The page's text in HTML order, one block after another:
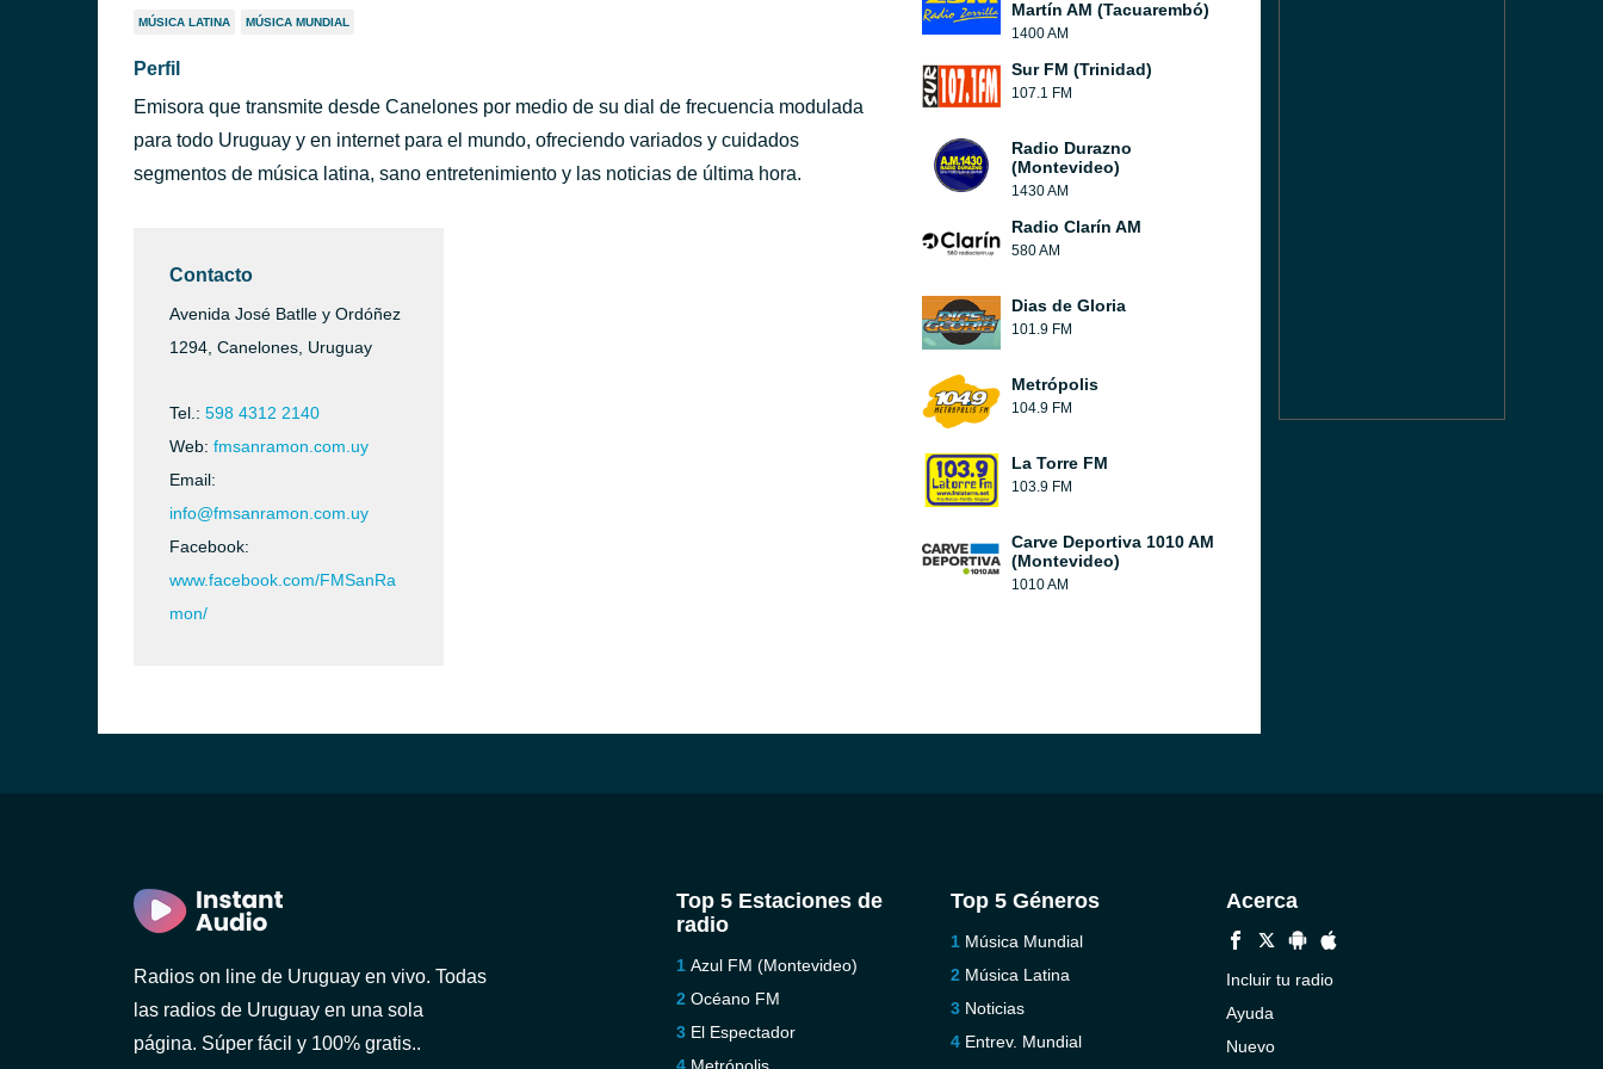
MÚSICA LATINA MÚSICA MUNDIAL
Perfil
Emisora que transmite desde Canelones por medio de su dial de frecuencia modulada
para todo Uruguay y en internet para el mundo, ofreciendo variados y cuidados
segmentos de música latina, sano entretenimiento y las noticias de última hora.
Contacto
Avenida José Batlle y Ordóñez
1294, Canelones, Uruguay
Tel.: 598 4312 2140
Web: fmsanramon.com.uy
Email:
info@fmsanramon.com.uy
Facebook:
www.facebook.com/FMSanRa
mon/
Martín AM (Tacuarembó)
1400 AM
Sur FM (Trinidad)
107.1 FM
Radio Durazno
(Montevideo)
1430 AM
Radio Clarín AM
580 AM
Dias de Gloria
101.9 FM
Metrópolis
104.9 FM
La Torre FM
103.9 FM
Carve Deportiva 1010 AM
(Montevideo)
1010 AM
Radios on line de Uruguay en vivo. Todas
las radios de Uruguay en una sola
página. Súper fácil y 100% gratis..
Top 5 Estaciones de
radio
Azul FM (Montevideo)
Océano FM
El Espectador
Top 5 Géneros
Música Mundial
Música Latina
Noticias
Entrev. Mundial
Acerca
Incluir tu radio
Ayuda
Nuevo